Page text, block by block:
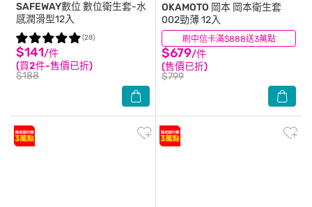
SAFEWAY數位 數位衛生套-水
感潤滑型12入
$141/件
(買2件-售價已折)
$188
(28) 刷中信卡滿$888送3萬點
OKAMOTO 岡本 岡本衛生套
002勁薄 12入
$679/件
(售價已折)
$799
(14)